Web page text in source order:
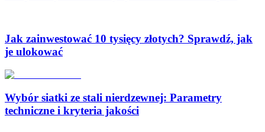
Jak zainwestować 10 tysięcy złotych? Sprawdź, jak
je ulokować
Wybór siatki ze stali nierdzewnej: Parametry
techniczne i kryteria jakości